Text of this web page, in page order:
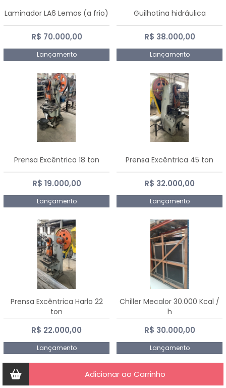
Laminador LA6 Lemos (a frio)
R$ 70.000,00
Lançamento
Guilhotina hidráulica
R$ 38.000,00
Lançamento
Prensa Excêntrica 18 ton
R$ 19.000,00
Lançamento
Prensa Excêntrica 45 ton
R$ 32.000,00
Lançamento
Prensa Excêntrica Harlo 22
ton
R$ 22.000,00
Lançamento
Chiller Mecalor 30.000 Kcal /
h
R$ 30.000,00
Lançamento
Adicionar ao Carrinho